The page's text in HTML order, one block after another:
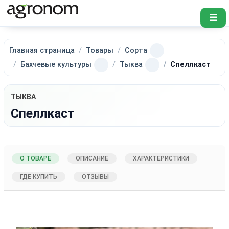
☰
Главная страница Товары
Сорта
Бахчевые культуры
Тыква Спеллкаст
ТЫКВА
Спеллкаст
О ТОВАРЕ ОПИСАНИЕ ХАРАКТЕРИСТИКИ
ГДЕ КУПИТЬ ОТЗЫВЫ